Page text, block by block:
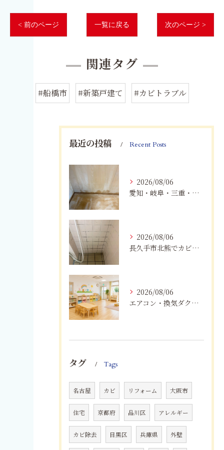
< 前のページ 一覧に戻る 次のページ >
関連タグ
#船橋市 #新築戸建て #カビトラブル
最近の投稿 Recent Posts
2026/08/06
愛知・岐阜・三重・静岡の公営住宅で発生するカビ対策｜原因・健康被害・効果的な予防方法を徹底解説
2026/08/06
長久手市北熊でカビに悩む方へ｜健康被害を防ぐための対策とは
2026/08/06
エアコン・換気ダクトのカビ臭を根本改善する方法
タグ Tags
名古屋 カビ リフォーム 大阪市
住宅 京都府 品川区 アレルギー
カビ除去 目黒区 兵庫県 外壁